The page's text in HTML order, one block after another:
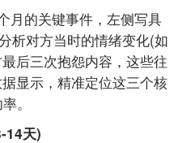
的关键事件，左侧写具
析对方当时的情绪变化(如
后三次抱怨内容，这些往
显示，精准定位这三个核
。
14天)